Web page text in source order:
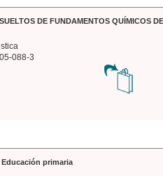
DE FUNDAMENTOS QUÍMICOS
088-3
primaria